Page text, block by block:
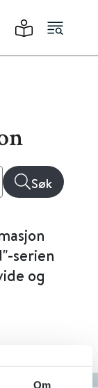
Om
Søk
serien
og